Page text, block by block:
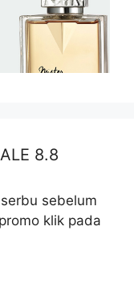
8.8
sebelum
klik pada